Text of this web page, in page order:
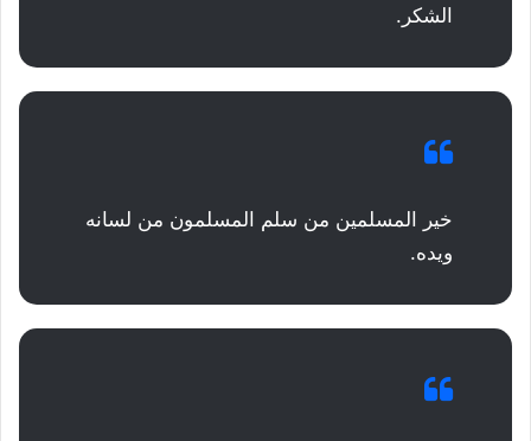
الشكر.
خير المسلمين من سلم المسلمون من لسانه
ويده.